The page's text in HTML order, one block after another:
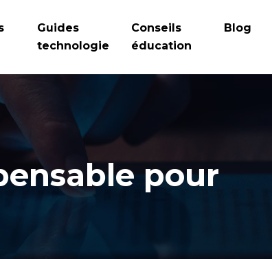
Guides
technologie
Conseils
éducation
Blog
pour